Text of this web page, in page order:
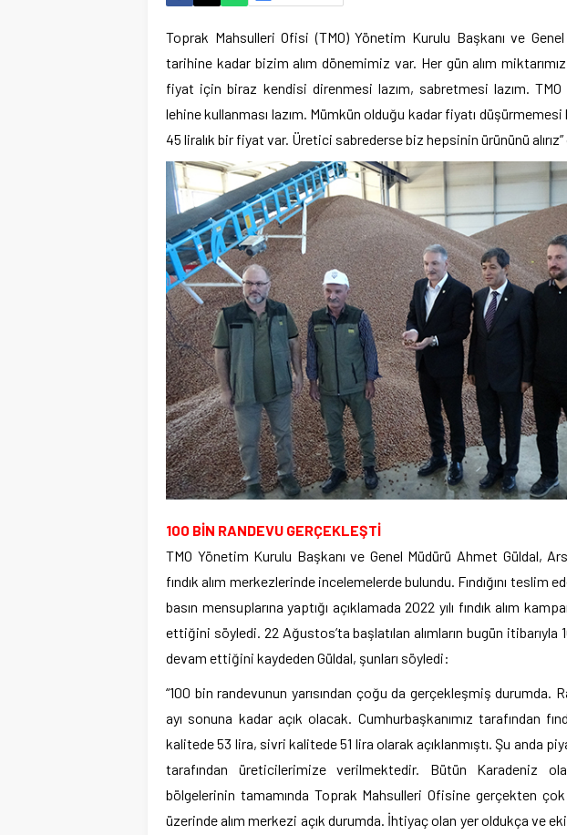
Toprak Mahsulleri Ofisi (TMO) Yönetim Kurulu Başkanı ve Genel
tarihine kadar bizim alım dönemimiz var. Her gün alım
fiyat için biraz kendisi direnmesi lazım, sabretmesi lazım. TMO
lehine kullanması lazım. Mümkün olduğu kadar fiyatı düşürmemesi
45 liralık bir fiyat var. Üretici sabrederse biz hepsinin ürününü alırız”
100 BİN RANDEVU GERÇEKLEŞTİ
TMO Yönetim Kurulu Başkanı ve Genel Müdürü Ahmet Güldal,
fındık alım merkezlerinde incelemelerde bulundu. Fındığını teslim
basın mensuplarına yaptığı açıklamada 2022 yılı fındık alım
ettiğini söyledi. 22 Ağustos’ta başlatılan alımların bugün
devam ettiğini kaydeden Güldal, şunları söyledi:
“100 bin randevunun yarısından çoğu da gerçekleşmiş durumda.
ayı sonuna kadar açık olacak. Cumhurbaşkanımız tarafından
kalitede 53 lira, sivri kalitede 51 lira olarak açıklanmıştı. Şu anda
tarafından üreticilerimize verilmektedir. Bütün Karadeniz
bölgelerinin tamamında Toprak Mahsulleri Ofisine gerçekten
üzerinde alım merkezi açık durumda. İhtiyaç olan yer oldukça ve